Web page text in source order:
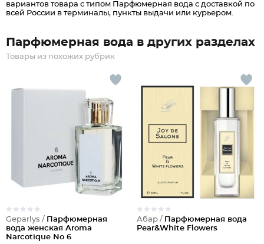
вариантов товара с типом Парфюмерная вода c доставкой по
всей России в терминалы, пункты выдачи или курьером.
Парфюмерная вода в других разделах
Товары из похожих рубрик
Geparlys / Парфюмерная
вода женская Aroma
Narcotique No 6
Абар / Парфюмерная вода
Pear&White Flowers